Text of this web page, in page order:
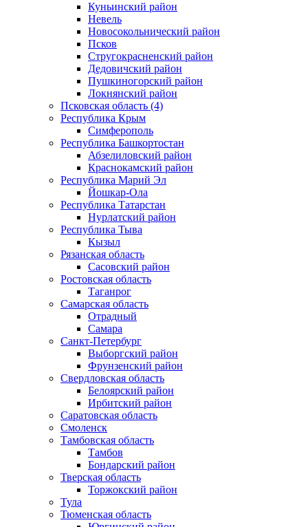
Куньинский район
Невель
Новосокольнический район
Псков
Стругокрасненский район
Дедовичский район
Пушкиногорский район
Локнянский район
Псковская область (4)
Республика Крым
Симферополь
Республика Башкортостан
Абзелиловский район
Краснокамский район
Республика Марий Эл
Йошкар-Ола
Республика Татарстан
Нурлатский район
Республика Тыва
Кызыл
Рязанская область
Сасовский район
Ростовская область
Таганрог
Самарская область
Отрадный
Самара
Санкт-Петербург
Выборгский район
Фрунзенский район
Свердловская область
Белоярский район
Ирбитский район
Саратовская область
Смоленск
Тамбовская область
Тамбов
Бондарский район
Тверская область
Торжокский район
Тула
Тюменская область